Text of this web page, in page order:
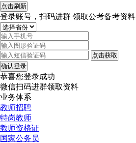
点击刷新
登录账号，扫码进群 领取公考备考资料
点击获取
确认登录
恭喜您登录成功
微信扫码进群领取资料
业务体系
教师招聘
特岗教师
教师资格证
国家公务员